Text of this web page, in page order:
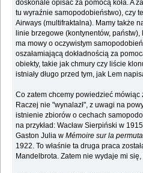
doskonale opisać za pomocą koła. A
tu wyraźnie samopodobieństwo), czy
Airways (multifraktalna). Mamy także
linie brzegowe (kontynentów,
ma mowy o oczywistym
oszałamiającą dokładnością za
obiekty, takie jak chmury czy liście
istniały długo przed tym, jak Lem
Co zatem chcemy powiedzieć mówiąc
Raczej nie "wynalazł", z uwagi na
istnienie zbiorów o cechach
na przykład: Wacław Sierpiński w
Gaston Julia wMémoire sur la
1922. To właśnie ta druga praca
Mandelbrota. Zatem nie wydaje mi się,